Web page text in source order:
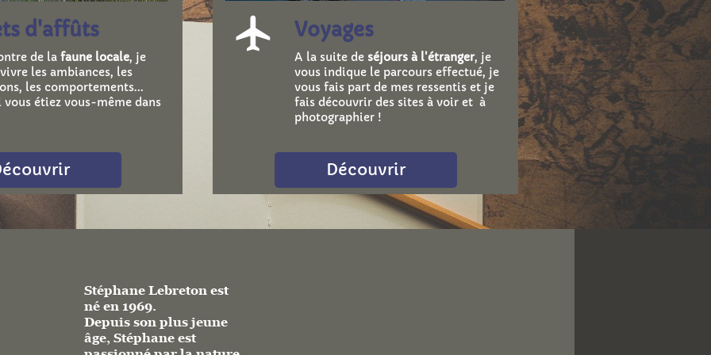
airplanemode_active
d'affûts
de la faune locale, je
les ambiances, les
les comportements...
vous étiez vous-même dans
Voyages
A la suite de séjours à l'étranger, je
vous indique le parcours effectué, je
vous fais part de mes ressentis et je
fais découvrir des sites à voir et à
photographier !
Découvrir
Stéphane Lebreton est
né en 1969.
Depuis son plus jeune
âge, Stéphane est